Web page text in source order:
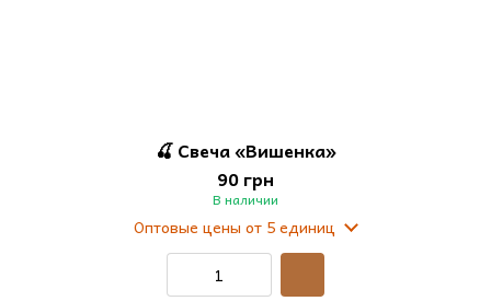
🍒 Свеча «Вишенка»
90 грн
В наличии
Оптовые цены от 5 единиц